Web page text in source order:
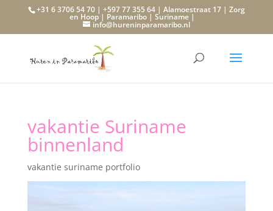
+31 6 3706 54 70 | +597 77 355 64 | Alamoestraat 17 | Zorg
en Hoop | Paramaribo | Suriname |
info@hureninparamaribo.nl
vakantie Suriname
binnenland
vakantie suriname portfolio